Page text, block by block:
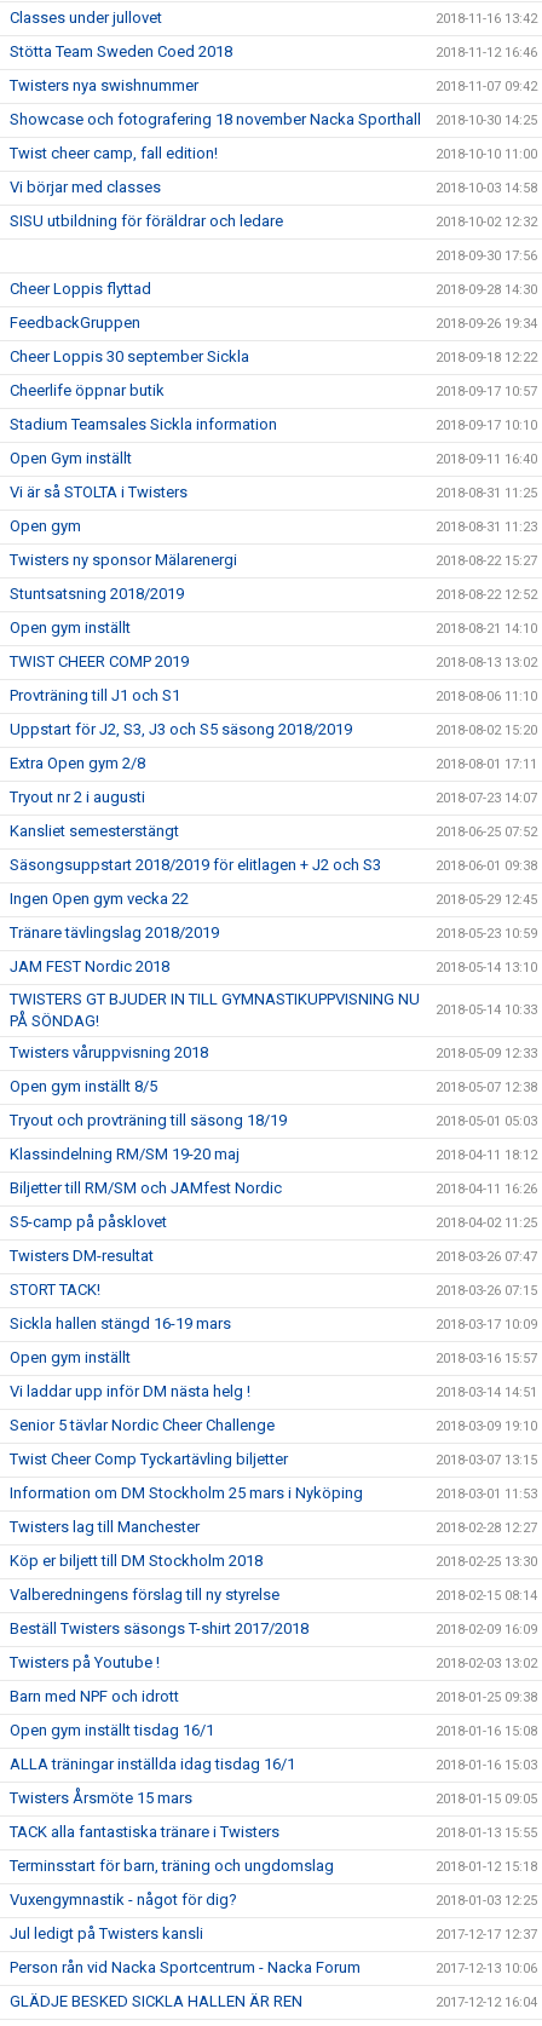
Classes under jullovet 2018-11-16 13:42
Stötta Team Sweden Coed 2018 2018-11-12 16:46
Twisters nya swishnummer 2018-11-07 09:42
Showcase och fotografering 18 november Nacka Sporthall 2018-10-30 14:25
Twist cheer camp, fall edition! 2018-10-10 11:00
Vi börjar med classes 2018-10-03 14:58
SISU utbildning för föräldrar och ledare 2018-10-02 12:32
2018-09-30 17:56
Cheer Loppis flyttad 2018-09-28 14:30
FeedbackGruppen 2018-09-26 19:34
Cheer Loppis 30 september Sickla 2018-09-18 12:22
Cheerlife öppnar butik 2018-09-17 10:57
Stadium Teamsales Sickla information 2018-09-17 10:10
Open Gym inställt 2018-09-11 16:40
Vi är så STOLTA i Twisters 2018-08-31 11:25
Open gym 2018-08-31 11:23
Twisters ny sponsor Mälarenergi 2018-08-22 15:27
Stuntsatsning 2018/2019 2018-08-22 12:52
Open gym inställt 2018-08-21 14:10
TWIST CHEER COMP 2019 2018-08-13 13:02
Provträning till J1 och S1 2018-08-06 11:10
Uppstart för J2, S3, J3 och S5 säsong 2018/2019 2018-08-02 15:20
Extra Open gym 2/8 2018-08-01 17:11
Tryout nr 2 i augusti 2018-07-23 14:07
Kansliet semesterstängt 2018-06-25 07:52
Säsongsuppstart 2018/2019 för elitlagen + J2 och S3 2018-06-01 09:38
Ingen Open gym vecka 22 2018-05-29 12:45
Tränare tävlingslag 2018/2019 2018-05-23 10:59
JAM FEST Nordic 2018 2018-05-14 13:10
TWISTERS GT BJUDER IN TILL GYMNASTIKUPPVISNING NU
PÅ SÖNDAG!
2018-05-14 10:33
Twisters våruppvisning 2018 2018-05-09 12:33
Open gym inställt 8/5 2018-05-07 12:38
Tryout och provträning till säsong 18/19 2018-05-01 05:03
Klassindelning RM/SM 19-20 maj 2018-04-11 18:12
Biljetter till RM/SM och JAMfest Nordic 2018-04-11 16:26
S5-camp på påsklovet 2018-04-02 11:25
Twisters DM-resultat 2018-03-26 07:47
STORT TACK! 2018-03-26 07:15
Sickla hallen stängd 16-19 mars 2018-03-17 10:09
Open gym inställt 2018-03-16 15:57
Vi laddar upp inför DM nästa helg ! 2018-03-14 14:51
Senior 5 tävlar Nordic Cheer Challenge 2018-03-09 19:10
Twist Cheer Comp Tyckartävling biljetter 2018-03-07 13:15
Information om DM Stockholm 25 mars i Nyköping 2018-03-01 11:53
Twisters lag till Manchester 2018-02-28 12:27
Köp er biljett till DM Stockholm 2018 2018-02-25 13:30
Valberedningens förslag till ny styrelse 2018-02-15 08:14
Beställ Twisters säsongs T-shirt 2017/2018 2018-02-09 16:09
Twisters på Youtube ! 2018-02-03 13:02
Barn med NPF och idrott 2018-01-25 09:38
Open gym inställt tisdag 16/1 2018-01-16 15:08
ALLA träningar inställda idag tisdag 16/1 2018-01-16 15:03
Twisters Årsmöte 15 mars 2018-01-15 09:05
TACK alla fantastiska tränare i Twisters 2018-01-13 15:55
Terminsstart för barn, träning och ungdomslag 2018-01-12 15:18
Vuxengymnastik - något för dig? 2018-01-03 12:25
Jul ledigt på Twisters kansli 2017-12-17 12:37
Person rån vid Nacka Sportcentrum - Nacka Forum 2017-12-13 10:06
GLÄDJE BESKED SICKLA HALLEN ÄR REN 2017-12-12 16:04